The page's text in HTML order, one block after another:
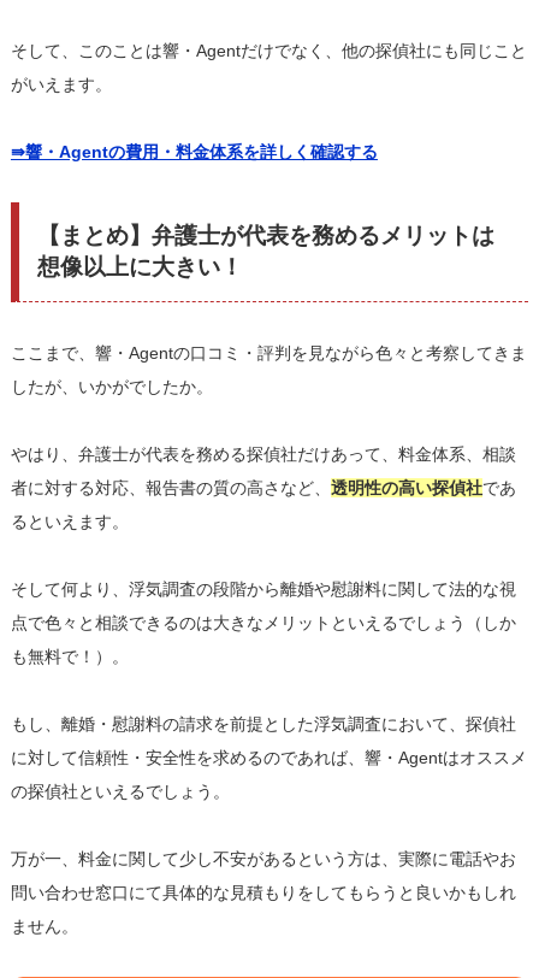
そして、このことは響・Agentだけでなく、他の探偵社にも同じこと
がいえます。
⇛響・Agentの費用・料金体系を詳しく確認する
【まとめ】弁護士が代表を務めるメリットは
想像以上に大きい！
ここまで、響・Agentの口コミ・評判を見ながら色々と考察してきま
したが、いかがでしたか。
やはり、弁護士が代表を務める探偵社だけあって、料金体系、相談
者に対する対応、報告書の質の高さなど、 透明性の高い探偵社であ
るといえます。
そして何より、浮気調査の段階から離婚や慰謝料に関して法的な視
点で色々と相談できるのは大きなメリットといえるでしょう（しか
も無料で！）。
もし、離婚・慰謝料の請求を前提とした浮気調査において、探偵社
に対して信頼性・安全性を求めるのであれば、響・Agentはオススメ
の探偵社といえるでしょう。
万が一、料金に関して少し不安があるという方は、実際に電話やお
問い合わせ窓口にて具体的な見積もりをしてもらうと良いかもしれ
ません。